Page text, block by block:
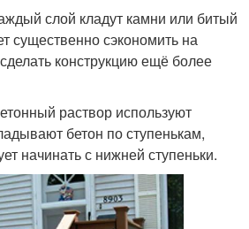
слой кладут камни или битый
существенно сэкономить на
конструкцию ещё более
раствор используют
бетон по ступенькам,
начинать с нижней ступеньки.